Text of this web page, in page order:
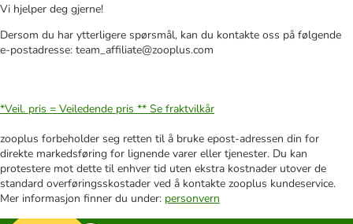
Vi hjelper deg gjerne!
Dersom du har ytterligere spørsmål, kan du kontakte oss på følgende
e-postadresse: team_affiliate@zooplus.com
*Veil. pris = Veiledende pris ** Se fraktvilkår
zooplus forbeholder seg retten til å bruke epost-adressen din for
direkte markedsføring for lignende varer eller tjenester. Du kan
protestere mot dette til enhver tid uten ekstra kostnader utover de
standard overføringsskostader ved å kontakte zooplus kundeservice.
Mer informasjon finner du under: personvern